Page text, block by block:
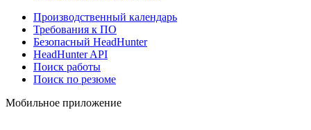
Производственный календарь
Требования к ПО
Безопасный HeadHunter
HeadHunter API
Поиск работы
Поиск по резюме
Мобильное приложение